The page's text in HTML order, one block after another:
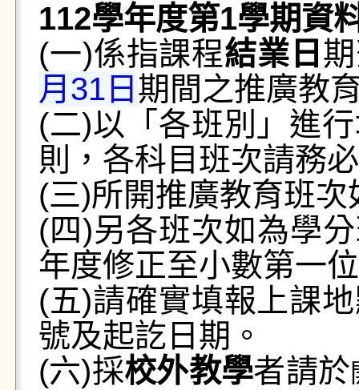
112學年度第1學期資
(一)係指課程結業日
月31日 期間之推廣教
(二)以「各班別」進
則，各科目班次請務
(三)所開推廣教育班
(四)另各班次如為學
年度修正至小數第一
(五)請確實填報上課
號及起訖日期。
(六)採校外教學者請於